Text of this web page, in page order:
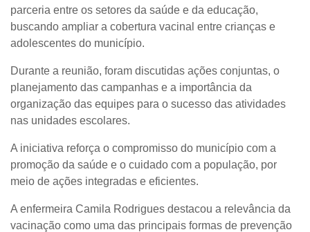
parceria entre os setores da saúde e da educação,
buscando ampliar a cobertura vacinal entre crianças e
adolescentes do município.
Durante a reunião, foram discutidas ações conjuntas, o
planejamento das campanhas e a importância da
organização das equipes para o sucesso das atividades
nas unidades escolares.
A iniciativa reforça o compromisso do município com a
promoção da saúde e o cuidado com a população, por
meio de ações integradas e eficientes.
A enfermeira Camila Rodrigues destacou a relevância da
vacinação como uma das principais formas de prevenção